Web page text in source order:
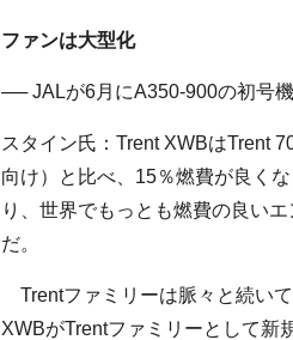
ファンは大型化
── JALが6月にA350-900の初号
スタイン氏：Trent XWBはTrent
向け）と比べ、15％燃費が良く
り、世界でもっとも燃費の良いエ
だ。
Trentファミリーは脈々と続いて
XWBがTrentファミリーとして新